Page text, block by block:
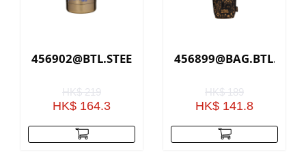
456902@BTL.STEEL.SLEEK.RADIANT.LF(GOLD)
HK$ 219
HK$ 164.3
HK$ 189
HK$ 141.8